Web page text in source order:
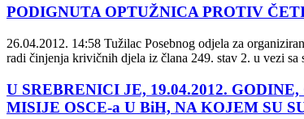
PODIGNUTA OPTUŽNICA PROTIV
26.04.2012. 14:58 Tužilac Posebnog odjela za
radi činjenja krivičnih djela iz člana 249. stav 2. u vezi
U SREBRENICI JE, 19.04.2012.
MISIJE OSCE-a U BiH, NA KOJEM SU